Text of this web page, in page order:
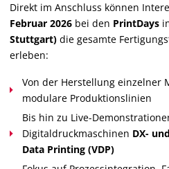
Direkt im Anschluss können
Februar 2026 bei den PrintDays
Stuttgart) die gesamte
erleben:
Von der Herstellung einzelner
modulare Produktionslinien
Bis hin zu Live-
Digitaldruckmaschinen DX-
Data Printing (VDP)